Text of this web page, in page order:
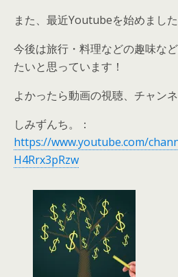
また、最近Youtubeを始めました
今後は旅行・料理などの趣味な
たいと思っています！
よかったら動画の視聴、チャン
しみずんち。：
https://www.youtube.com/
H4Rrx3pRzw